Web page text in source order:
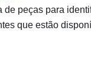
de peças para
que estão